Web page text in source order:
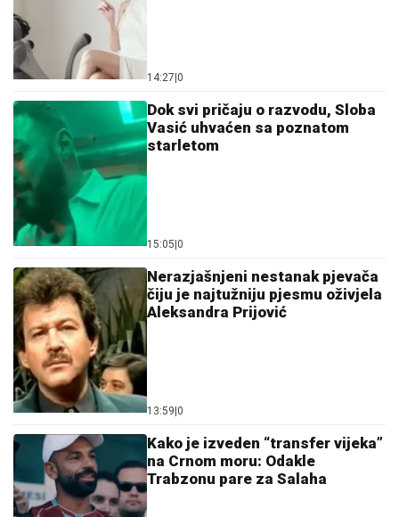
14:27 0
Dok svi pričaju o razvodu, Sloba
Vasić uhvaćen sa poznatom
starletom
15:05 0
Nerazjašnjeni nestanak pjevača
čiju je najtužniju pjesmu oživjela
Aleksandra Prijović
13:59 0
Kako je izveden “transfer vijeka”
na Crnom moru: Odakle
Trabzonu pare za Salaha